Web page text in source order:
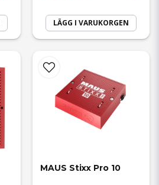
LÄGG I VARUKORGEN
MAUS Stixx Pro 10